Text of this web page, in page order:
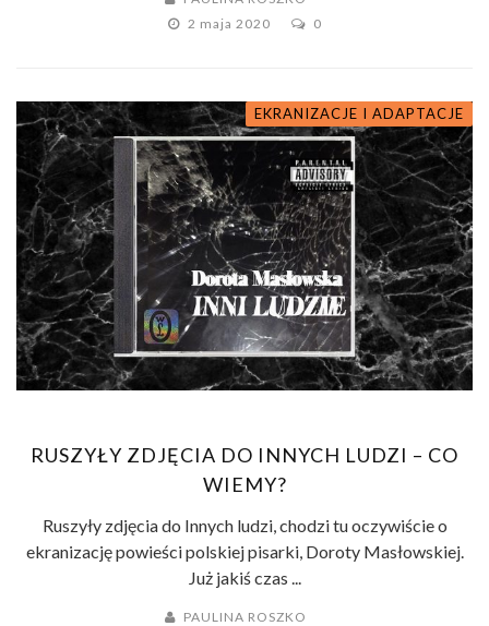
2 maja 2020
0
EKRANIZACJE I ADAPTACJE
RUSZYŁY ZDJĘCIA DO INNYCH LUDZI – CO
WIEMY?
Ruszyły zdjęcia do Innych ludzi, chodzi tu oczywiście o
ekranizację powieści polskiej pisarki, Doroty Masłowskiej.
Już jakiś czas ...
PAULINA ROSZKO